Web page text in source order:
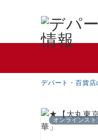
デパート・百貨店
オンラインスト